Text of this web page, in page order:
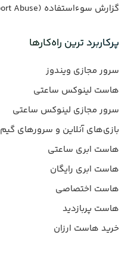
گزارش سوءاستفاده (Report Abuse)
پرکاربرد ترین راه‌کارها
سرور مجازی ویندوز
هاست لینوکس ساعتی
سرور مجازی لینوکس ساعتی
بازی‌های آنلاین و سرورهای گیم
هاست ابری ساعتی
هاست ابری رایگان
هاست اختصاصی
هاست پربازدید
خرید هاست ارزان